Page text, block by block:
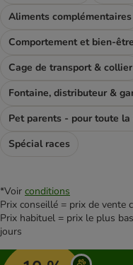
Aliments complémentaires
Comportement et bien-être
Cage de transport & collier
Spécial races
*Voir conditions
Prix conseillé = prix de vente
Prix habituel = prix le plus
jours